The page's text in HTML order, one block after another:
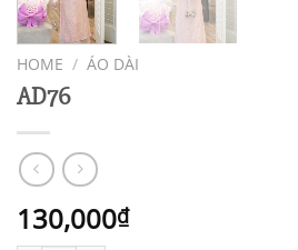
HOME / ÁO DÀI
AD76
130,000₫